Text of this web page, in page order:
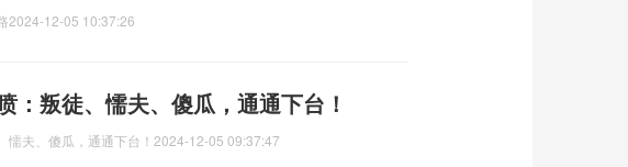
2024-12-05 10:37:26
：叛徒、懦夫、傻瓜，通通下台！
夫、傻瓜，通通下台！ 2024-12-05 09:37:47